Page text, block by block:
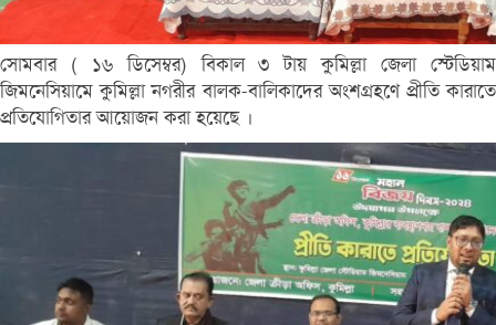
সোমবার ( ১৬ ডিসেম্বর) বিকাল ৩ টায় কুমিল্লা জেলা স্টেডিয়াম
জিমনেসিয়ামে কুমিল্লা নগরীর বালক-বালিকাদের অংশগ্রহণে প্রীতি কারাতে
প্রতিযোগিতার আয়োজন করা হয়েছে ।